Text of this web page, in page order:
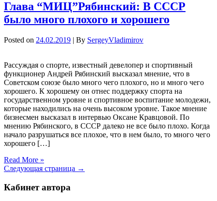
Глава “МИЦ”Рябинский: В СССР
было много плохого и хорошего
Posted on 24.02.2019 | By SergeyVladimirov
Рассуждая о спорте, известный девелопер и спортивный
функционер Андрей Рябинский высказал мнение, что в
Советском союзе было много чего плохого, но и много чего
хорошего. К хорошему он отнес поддержку спорта на
государственном уровне и спортивное воспитание молодежи,
которые находились на очень высоком уровне. Такое мнение
бизнесмен высказал в интервью Оксане Кравцовой. По
мнению Рябинского, в СССР далеко не все было плохо. Когда
начало разрушаться все плохое, что в нем было, то много чего
хорошего […]
Read More »
Следующая страница →
Кабинет автора